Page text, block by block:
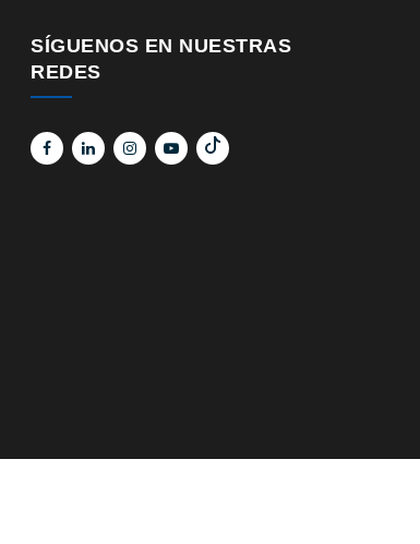
SÍGUENOS EN NUESTRAS
REDES